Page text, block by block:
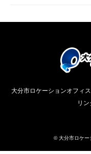
大分市ロケーションオフィ
リ
©大分市ロケー